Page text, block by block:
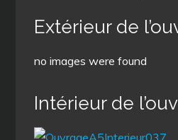
Extérieur de
no images were found
Intérieur de